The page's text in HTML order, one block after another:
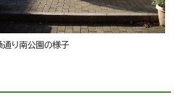
通り南公園の様子